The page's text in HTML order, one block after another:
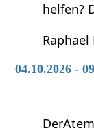
helfen?
Raphael
04.10.2026 -